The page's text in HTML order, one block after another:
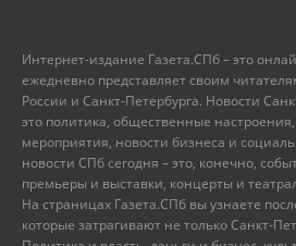
Интернет-издание Газета.СПб – это
ежедневно представляет своим
России и Санкт-Петербурга. Новости
это политика, общественные
мероприятия, новости бизнеса и
новости СПб сегодня – это, конечно,
премьеры и выставки, концерты и
На страницах Газета.СПб вы узнаете
которые затрагивают не только Санкт-